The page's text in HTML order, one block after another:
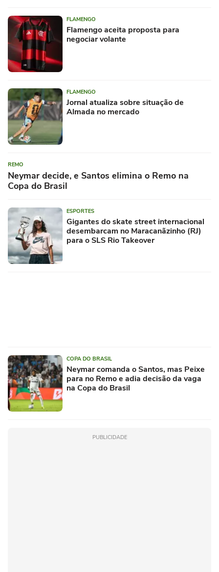
FLAMENGO
Flamengo aceita proposta para
negociar volante
FLAMENGO
Jornal atualiza sobre situação de
Almada no mercado
REMO
Neymar decide, e Santos elimina o Remo na
Copa do Brasil
ESPORTES
Gigantes do skate street internacional
desembarcam no Maracanãzinho (RJ)
para o SLS Rio Takeover
COPA DO BRASIL
Neymar comanda o Santos, mas Peixe
para no Remo e adia decisão da vaga
na Copa do Brasil
PUBLICIDADE